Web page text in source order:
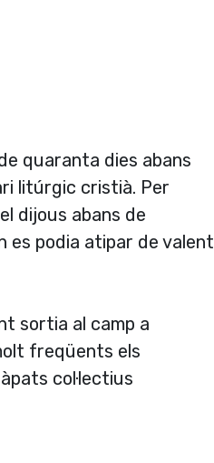
quaranta dies abans
litúrgic cristià. Per
dijous abans de
es podia atipar de valent
sortia al camp a
freqüents els
col·lectius